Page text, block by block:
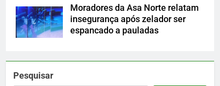
Moradores da Asa Norte relatam
insegurança após zelador ser
espancado a pauladas
Pesquisar